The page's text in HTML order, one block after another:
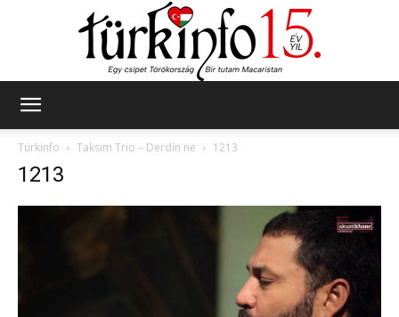
Türkinfo
Taksim Trio – Derdin ne 1213
1213